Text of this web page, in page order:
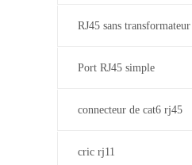
RJ45 sans transformateur
Port RJ45 simple
connecteur de cat6 rj45
cric rj11